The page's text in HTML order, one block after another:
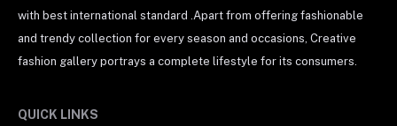
with best international standard .Apart from offering fashionable
and trendy collection for every season and occasions, Creative
fashion gallery portrays a complete lifestyle for its consumers.
QUICK LINKS